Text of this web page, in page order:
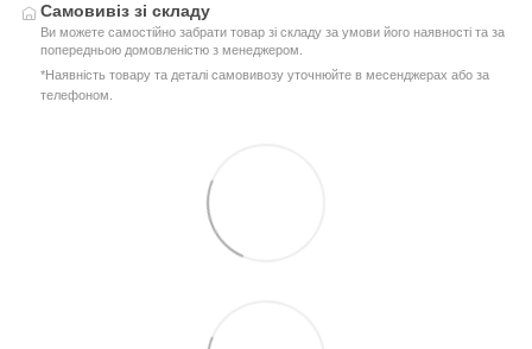
Самовивіз зі складу
Ви можете самостійно забрати товар зі складу за умови його наявності та за
попередньою домовленістю з менеджером.
*Наявність товару та деталі самовивозу уточнюйте в месенджерах або за
телефоном.